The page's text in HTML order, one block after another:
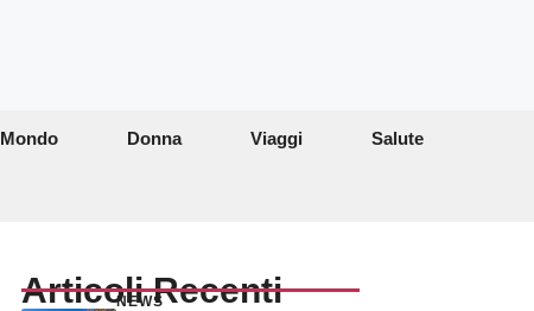
Mondo Donna Viaggi Salute
Articoli Recenti
NEWS